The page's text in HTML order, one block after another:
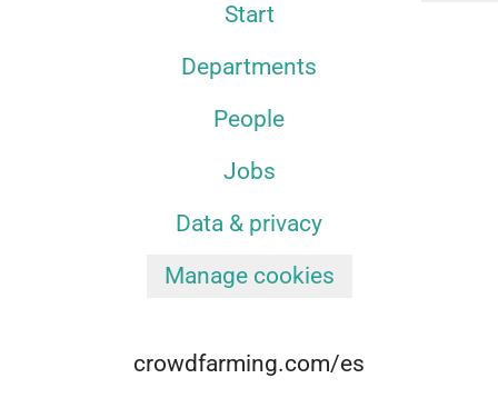
Start
Departments
People
Jobs
Data & privacy
Manage cookies
crowdfarming.com/es